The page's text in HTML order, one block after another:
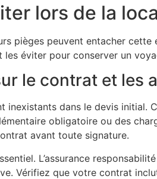
lors de la
pièges peuvent entacher cette
éviter pour conserver un
le contrat et les
inexistants dans le devis initial.
obligatoire ou des
avant toute signature.
L’assurance
Vérifiez que votre contrat